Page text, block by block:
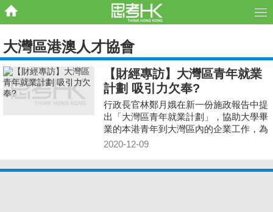
大灣區港澳人才協會
【財經專訪】大灣區青年就業
計劃 吸引力欠奉?
行政長官林鄭月娥在新一份施政報告中提
出「大灣區青年就業計劃」，協助大學畢
業的本港青年到大灣區內的企業工作，為
期18個月，名額2千個，月薪1.8萬元起，
2020-12-09